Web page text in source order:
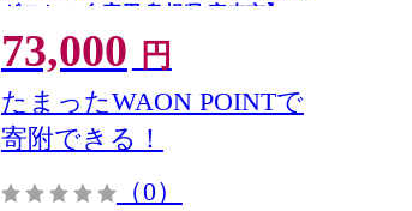
ギフト ご自宅用 島根県 安来市】
【73-YF-50】
73,000 円
たまったWAON POINTで
寄附できる！
（0）